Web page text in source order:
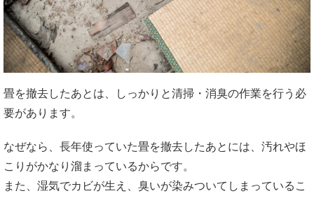
畳を撤去したあとは、しっかりと清掃・消臭の作業を行う必
要があります。
なぜなら、長年使っていた畳を撤去したあとには、汚れやほ
こりがかなり溜まっているからです。
また、湿気でカビが生え、臭いが染みついてしまっているこ